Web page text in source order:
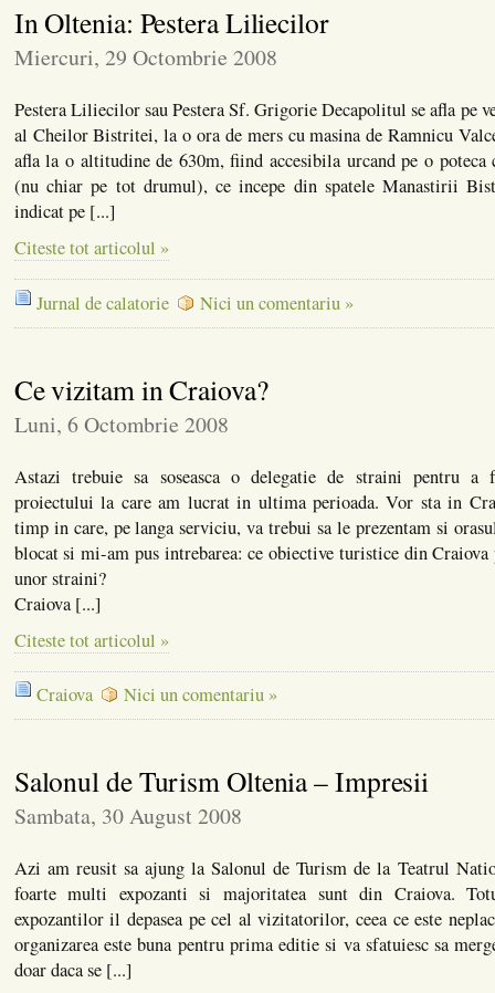
In Oltenia: Pestera Liliecilor
Miercuri, 29 Octombrie 2008
Pestera Liliecilor sau Pestera Sf. Grigorie Decapolitul se afla pe
al Cheilor Bistritei, la o ora de mers cu masina de Ramnicu
afla la o altitudine de 630m, fiind accesibila urcand pe o poteca
(nu chiar pe tot drumul), ce incepe din spatele Manastirii
indicat pe [...]
Citeste tot articolul »
Jurnal de calatorie Nici un comentariu »
Ce vizitam in Craiova?
Luni, 6 Octombrie 2008
Astazi trebuie sa soseasca o delegatie de straini pentru a
proiectului la care am lucrat in ultima perioada. Vor sta in
timp in care, pe langa serviciu, va trebui sa le prezentam si
blocat si mi-am pus intrebarea: ce obiective turistice din Craiova
unor straini?
Craiova [...]
Citeste tot articolul »
Craiova Nici un comentariu »
Salonul de Turism Oltenia – Impresii
Sambata, 30 August 2008
Azi am reusit sa ajung la Salonul de Turism de la Teatrul
foarte multi expozanti si majoritatea sunt din Craiova.
expozantilor il depasea pe cel al vizitatorilor, ceea ce este
organizarea este buna pentru prima editie si va sfatuiesc sa
doar daca se [...]